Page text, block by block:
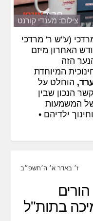
צילום: מענדי קורנט
(ע"ש ר' מרדכי
האחרון מיזם
הזה
המיוחדת
הוחלט על
הנכון שבין
של המשמעות
ילדיהם •
ז׳ באדר א׳ ה׳תשפ״ב
בתות"ל